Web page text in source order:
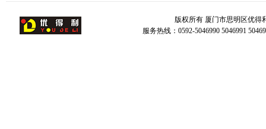
版权所有 厦门市思明区优
服务热线：0592-5046990 5046991